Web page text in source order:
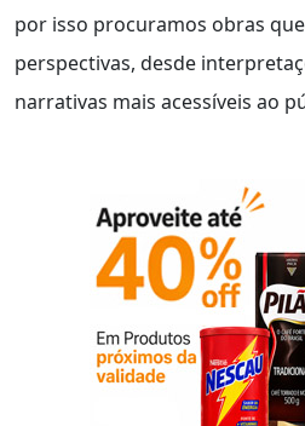
por isso procuramos obras
perspectivas, desde
narrativas mais acessíveis ao